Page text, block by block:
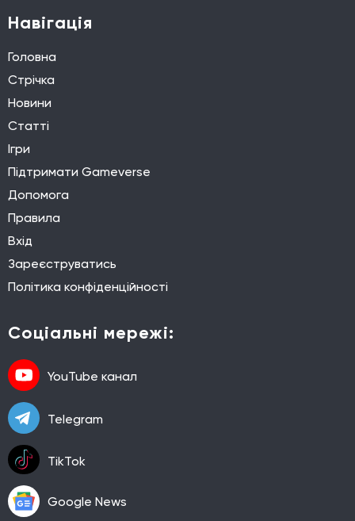
Навігація
Головна
Стрічка
Новини
Статті
Ігри
Підтримати Gameverse
Допомога
Правила
Вхід
Зареєструватись
Політика конфіденційності
Соціальні мережі:
YouTube канал
Telegram
TikTok
Google News